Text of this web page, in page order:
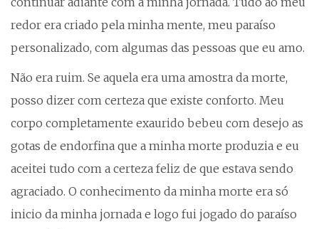
redor era criado pela minha mente, meu paraíso
personalizado, com algumas das pessoas que eu amo.
Não era ruim. Se aquela era uma amostra da morte,
posso dizer com certeza que existe conforto. Meu
corpo completamente exaurido bebeu com desejo as
gotas de endorfina que a minha morte produzia e eu
aceitei tudo com a certeza feliz de que estava sendo
agraciado. O conhecimento da minha morte era só
inicio da minha jornada e logo fui jogado do paraíso